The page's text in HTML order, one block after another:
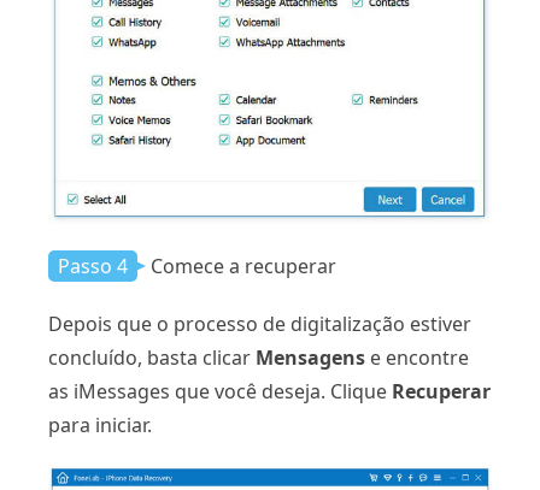
Passo 4 Comece a recuperar
Depois que o processo de digitalização estiver
concluído, basta clicar Mensagens e encontre
as iMessages que você deseja. Clique Recuperar
para iniciar.